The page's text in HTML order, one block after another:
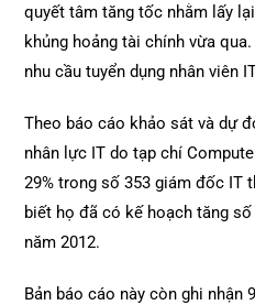
quyết tâm tăng tốc nhằm lấy
khủng hoảng tài chính vừa
nhu cầu tuyển dụng nhân viên
Theo báo cáo khảo sát và dự
nhân lực IT do tạp chí
29% trong số 353 giám đốc IT
biết họ đã có kế hoạch tăng
năm 2012.
Bản báo cáo này còn ghi nhận